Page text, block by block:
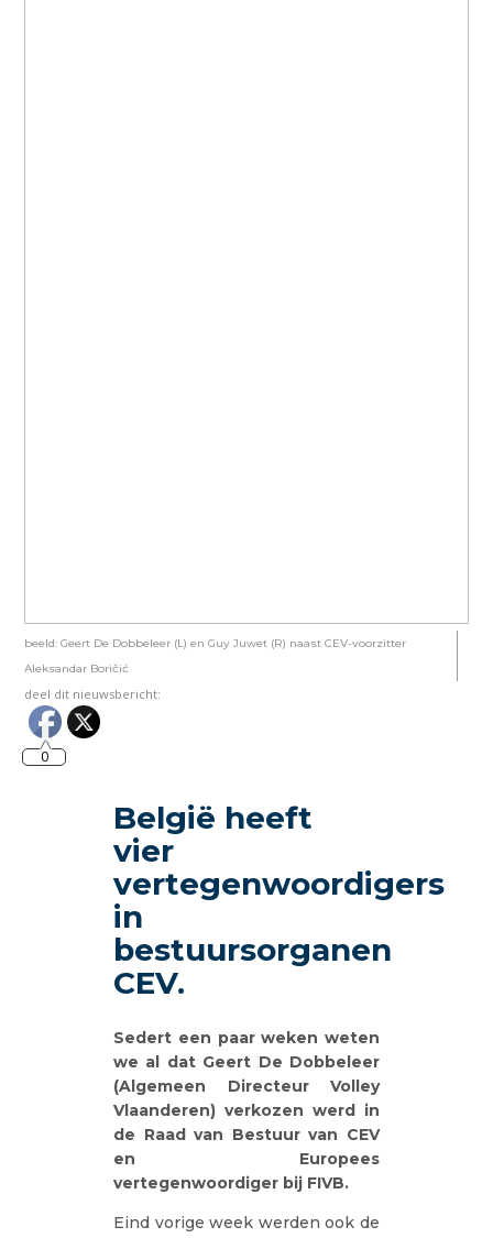
beeld: Geert De Dobbeleer (L) en Guy Juwet (R) naast CEV-voorzitter
Aleksandar Boričić
deel dit nieuwsbericht:
0
België heeft
vier
vertegenwoordigers
in
bestuursorganen
CEV.
Sedert een paar weken weten
we al dat Geert De Dobbeleer
(Algemeen Directeur Volley
Vlaanderen) verkozen werd in
de Raad van Bestuur van CEV
en Europees
vertegenwoordiger bij FIVB.
Eind vorige week werden ook de